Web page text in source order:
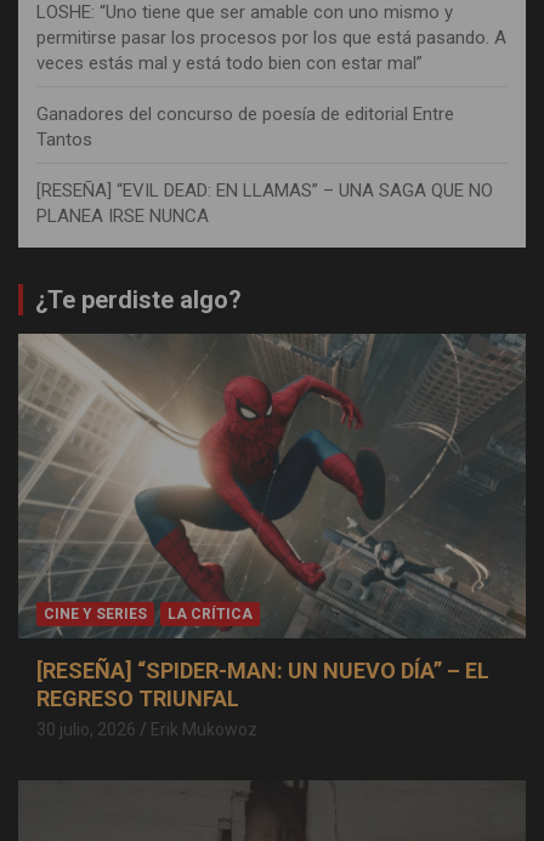
LOSHE: “Uno tiene que ser amable con uno mismo y
permitirse pasar los procesos por los que está pasando. A
veces estás mal y está todo bien con estar mal”
Ganadores del concurso de poesía de editorial Entre
Tantos
[RESEÑA] “EVIL DEAD: EN LLAMAS” – UNA SAGA QUE NO
PLANEA IRSE NUNCA
¿Te perdiste algo?
CINE Y SERIES LA CRÍTICA
[RESEÑA] “SPIDER-MAN: UN NUEVO DÍA” – EL
REGRESO TRIUNFAL
30 julio, 2026 Erik Mukowoz